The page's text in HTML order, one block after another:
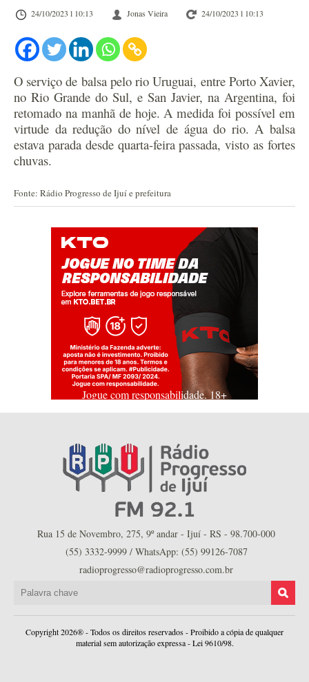
24/10/2023 l 10:13 Jonas Vieira 24/10/2023 l 10:13
O serviço de balsa pelo rio Uruguai, entre Porto Xavier,
no Rio Grande do Sul, e San Javier, na Argentina, foi
retomado na manhã de hoje. A medida foi possível em
virtude da redução do nível de água do rio. A balsa
estava parada desde quarta-feira passada, visto as fortes
chuvas.
Fonte: Rádio Progresso de Ijuí e prefeitura
Jogue com responsabilidade. 18+
Rua 15 de Novembro, 275, 9º andar - Ijuí - RS - 98.700-000
(55) 3332-9999 / WhatsApp: (55) 99126-7087
radioprogresso@radioprogresso.com.br
Copyright 2026® - Todos os direitos reservados - Proibido a cópia de qualquer
material sem autorização expressa - Lei 9610/98.